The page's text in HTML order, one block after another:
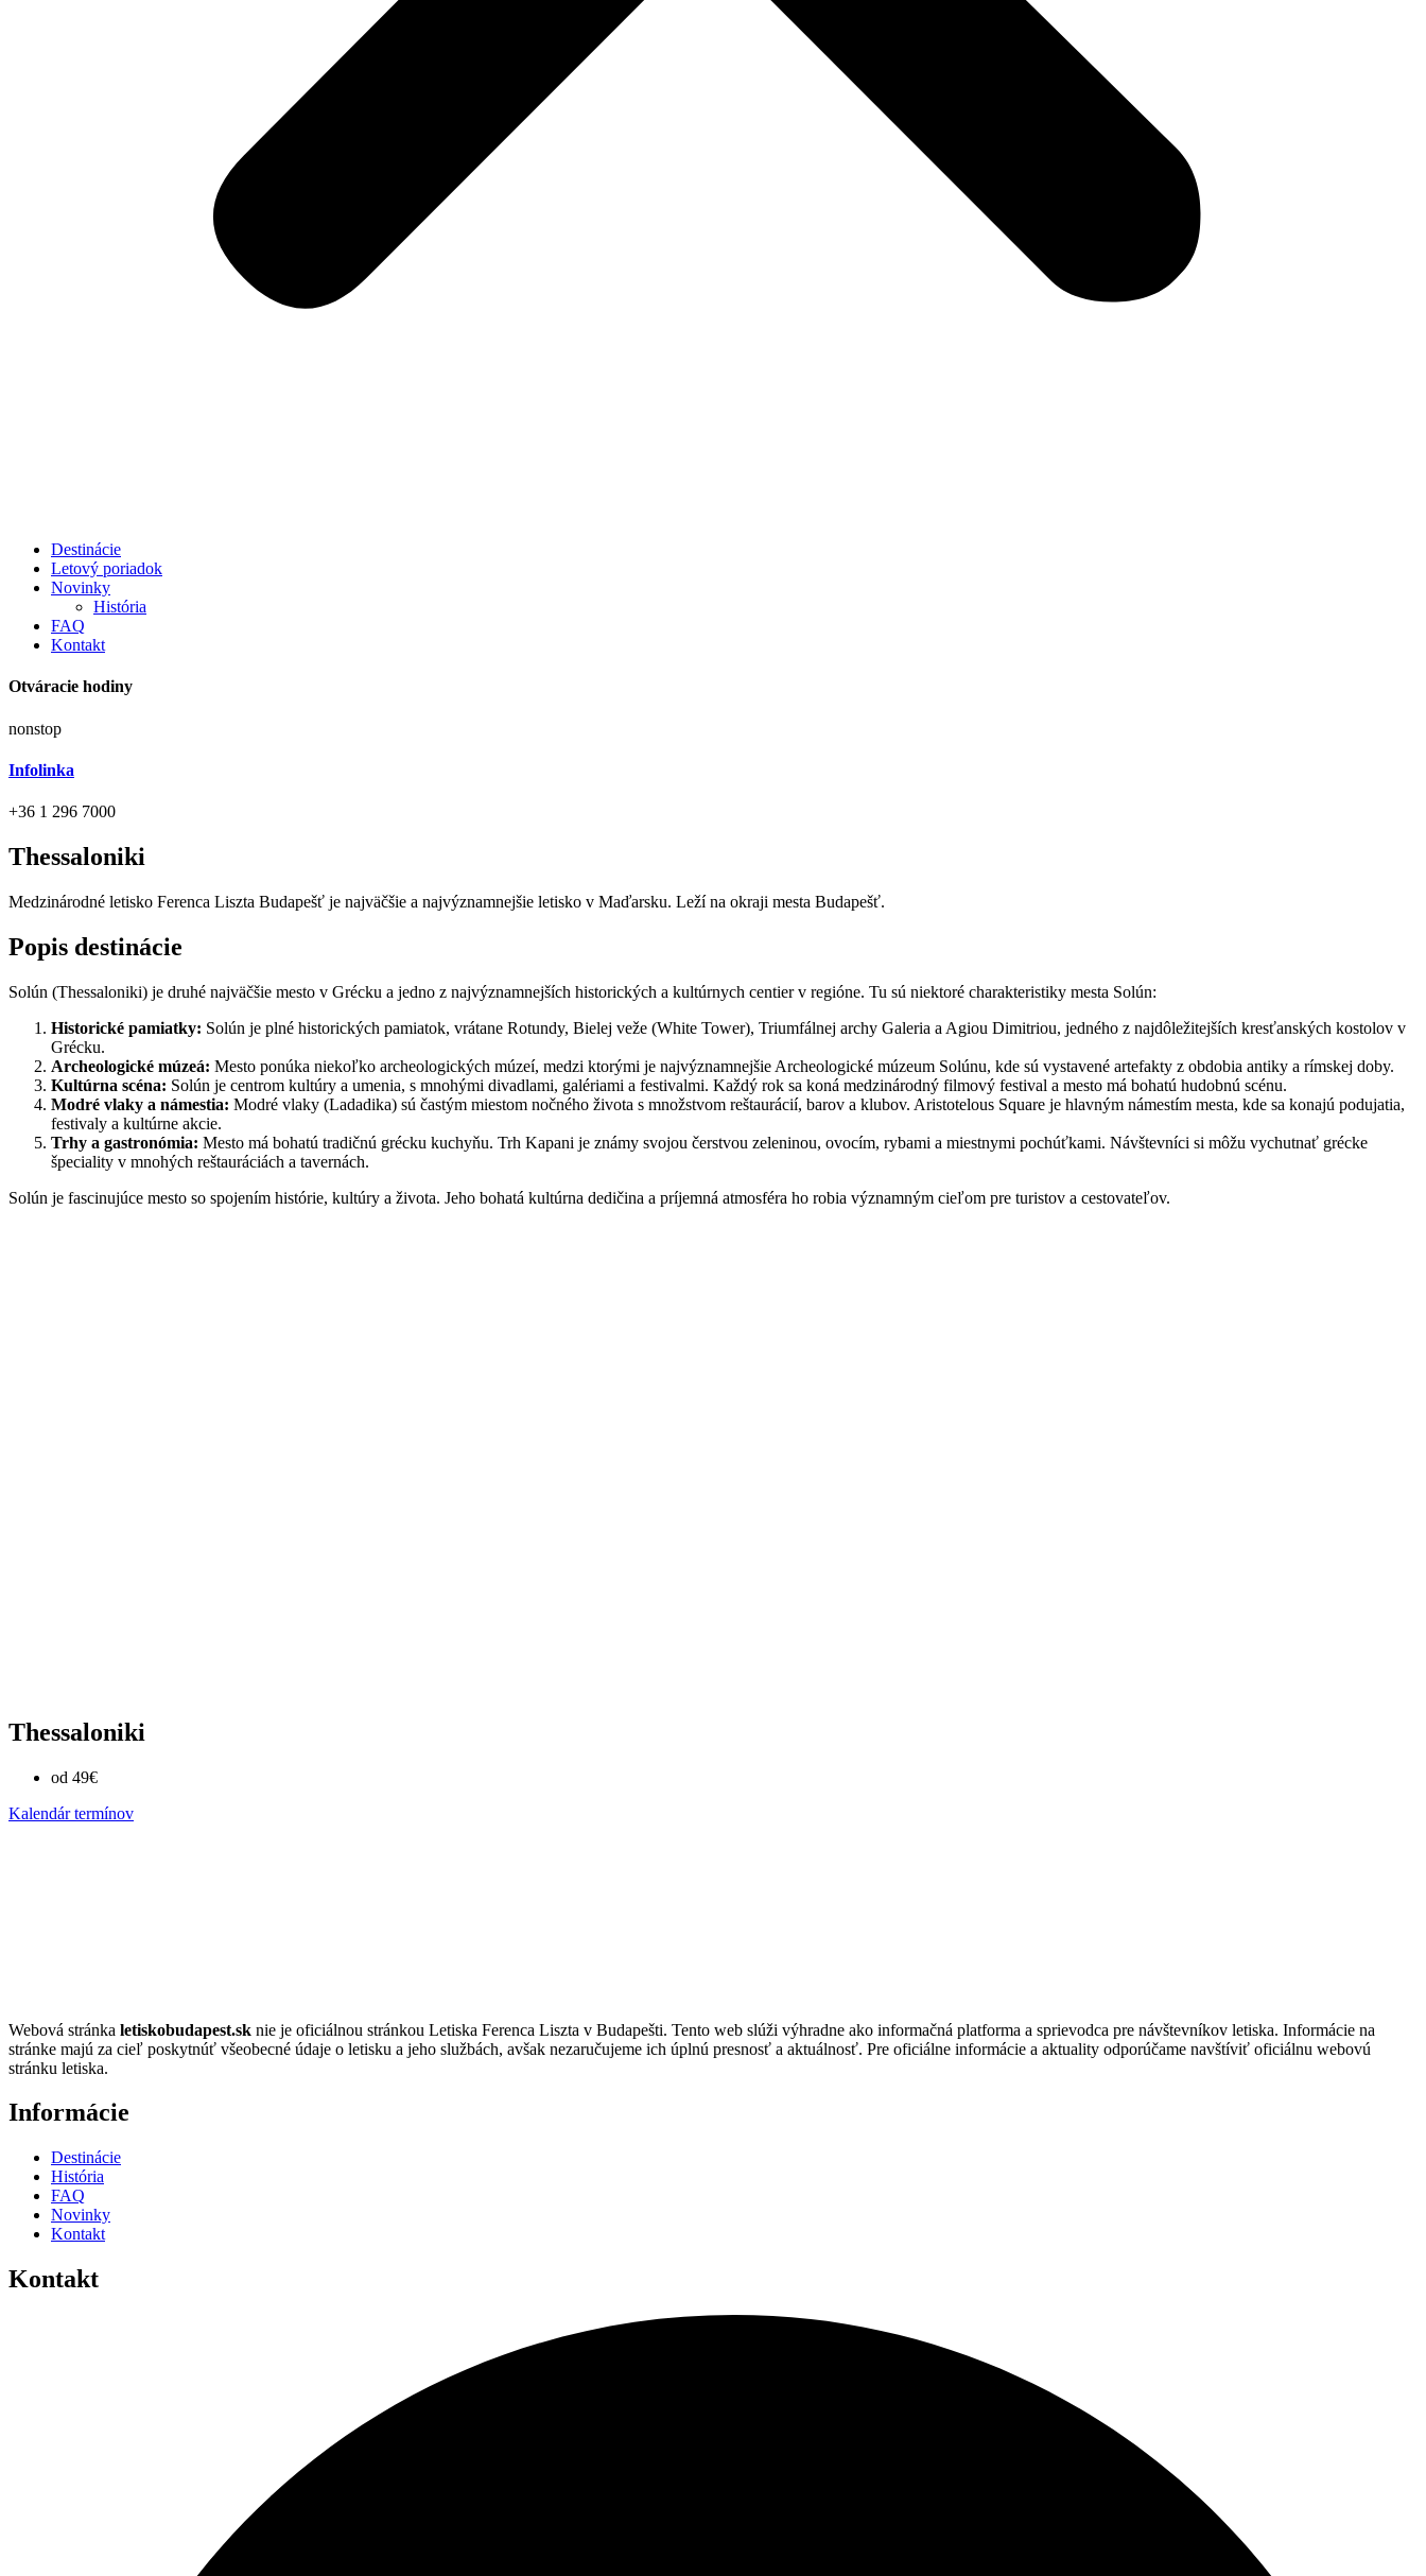
Destinácie
Letový poriadok
Novinky
História
FAQ
Kontakt
Otváracie hodiny
nonstop
Infolinka
+36 1 296 7000
Thessaloniki
Medzinárodné letisko Ferenca Liszta Budapešť je najväčšie a najvýznamnejšie letisko v Maďarsku. Leží na okraji mesta Budapešť.
Popis destinácie
Solún (Thessaloniki) je druhé najväčšie mesto v Grécku a jedno z najvýznamnejších historických a kultúrnych centier v regióne. Tu sú niektoré charakteristiky mesta Solún:
Historické pamiatky: Solún je plné historických pamiatok, vrátane Rotundy, Bielej veže (White Tower), Triumfálnej archy Galeria a Agiou Dimitriou, jedného z najdôležitejších kresťanských kostolov v
Grécku.
Archeologické múzeá: Mesto ponúka niekoľko archeologických múzeí, medzi ktorými je najvýznamnejšie Archeologické múzeum Solúnu, kde sú vystavené artefakty z obdobia antiky a rímskej doby.
Kultúrna scéna: Solún je centrom kultúry a umenia, s mnohými divadlami, galériami a festivalmi. Každý rok sa koná medzinárodný filmový festival a mesto má bohatú hudobnú scénu.
Modré vlaky a námestia: Modré vlaky (Ladadika) sú častým miestom nočného života s množstvom reštaurácií, barov a klubov. Aristotelous Square je hlavným námestím mesta, kde sa konajú podujatia,
festivaly a kultúrne akcie.
Trhy a gastronómia: Mesto má bohatú tradičnú grécku kuchyňu. Trh Kapani je známy svojou čerstvou zeleninou, ovocím, rybami a miestnymi pochúťkami. Návštevníci si môžu vychutnať grécke
špeciality v mnohých reštauráciách a tavernách.
Solún je fascinujúce mesto so spojením histórie, kultúry a života. Jeho bohatá kultúrna dedičina a príjemná atmosféra ho robia významným cieľom pre turistov a cestovateľov.
Thessaloniki
od 49€
Kalendár termínov
Webová stránka letiskobudapest.sk nie je oficiálnou stránkou Letiska Ferenca Liszta v Budapešti. Tento web slúži výhradne ako informačná platforma a sprievodca pre návštevníkov letiska. Informácie na
stránke majú za cieľ poskytnúť všeobecné údaje o letisku a jeho službách, avšak nezaručujeme ich úplnú presnosť a aktuálnosť. Pre oficiálne informácie a aktuality odporúčame navštíviť oficiálnu webovú
stránku letiska.
Informácie
Destinácie
História
FAQ
Novinky
Kontakt
Kontakt